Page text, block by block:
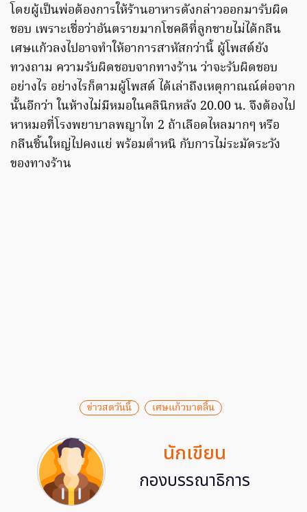
โดยผู้เป็นพ่อต้องการให้ร้านอาหารดังกล่าวออกมารับผิด
ชอบ เพราะเชื่อว่าอันตรายมากโชคดีที่ลูกชายไม่ได้กลืน
เศษแก้วลงไปอาจทำให้อาการสาหัสกว่านี้ ผู้โพสต์ยัง
ทวงถาม ความรับผิดชอบจากทางร้าน ว่าจะรับผิดชอบ
อย่างไร อย่างไรก็ตามผู้โพสต์ ได้เล่าถึงเหตุกาณณ์ต่อจาก
นั้นอีกว่า ในห้างไม่มีหมอในคลินิกหลัง 20.00 น. จึงต้องไป
หาหมอที่โรงพยาบาลพญาไท 2 ถ้าเลือดไหลมากๆ หรือ
กลืนชิ้นใหญ่ไปคงแย่ พร้อมตำหนิ กับการไม่ระมัดระวัง
ของทางร้าน
ข่าวสดวันนี้ เศษแก้วบาดลิ้น
นักเขียน
กองบรรณาธิการ